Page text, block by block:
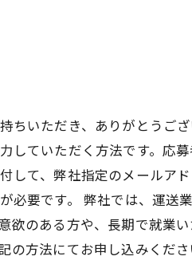
ちいただき、ありがとうご
していただく方法です。応
して、弊社指定のメールア
必要です。 弊社では、運
欲のある方や、長期で就業
の方法にてお申し込みくだ